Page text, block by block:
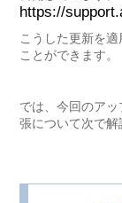
https://
こうした更新を
ことができます。
では、今回のア
張について次で解